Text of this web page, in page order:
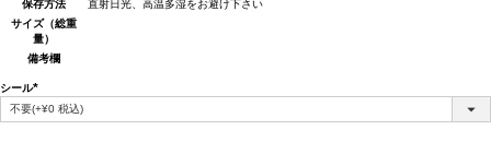
保存方法
直射日光、高温多湿をお避け下さい
サイズ（総重
量）
備考欄
シール
(必
須)